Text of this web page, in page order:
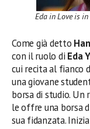
Eda in Love is
Come già detto
con il ruolo di Eda
cui recita al fianco
una giovane
borsa di studio. Un
le offre una borsa
sua fidanzata.